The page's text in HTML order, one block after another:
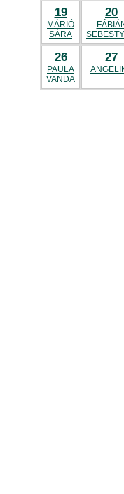
19
MÁRIÓ
SÁRA
20
26
PAULA
VANDA
27